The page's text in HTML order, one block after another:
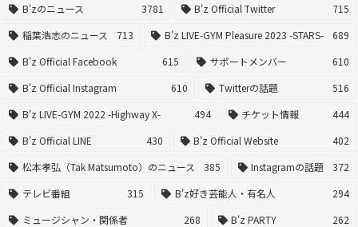
B'zのニュース 3781 B'z Official Twitter
715
稲葉浩志のニュース
713 B'z LIVE-GYM Pleasure 2023 -STARS-
689
B'z Official Facebook
615 サポートメンバー
610
B'z Official Instagram
610 Twitterの話題
516
B'z LIVE-GYM 2022 -Highway X-
494 チケット情報
444
B'z Official LINE
430 B'z Official Website
402
松本孝弘（Tak Matsumoto）のニュース
385 Instagramの話題
372
テレビ番組
315 B'z好き芸能人・有名人
294
ミュージシャン・関係者
268 B'z PARTY
262